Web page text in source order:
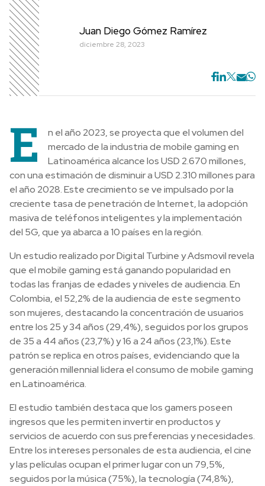
Juan Diego Gómez Ramírez
diciembre 28, 2023
E
n el año 2023, se proyecta que el volumen del
mercado de la industria de mobile gaming en
Latinoamérica alcance los USD 2.670 millones,
con una estimación de disminuir a USD 2.310 millones para
el año 2028. Este crecimiento se ve impulsado por la
creciente tasa de penetración de Internet, la adopción
masiva de teléfonos inteligentes y la implementación
del 5G, que ya abarca a 10 países en la región.
Un estudio realizado por Digital Turbine y Adsmovil revela
que el mobile gaming está ganando popularidad en
todas las franjas de edades y niveles de audiencia. En
Colombia, el 52,2% de la audiencia de este segmento
son mujeres, destacando la concentración de usuarios
entre los 25 y 34 años (29,4%), seguidos por los grupos
de 35 a 44 años (23,7%) y 16 a 24 años (23,1%). Este
patrón se replica en otros países, evidenciando que la
generación millennial lidera el consumo de mobile gaming
en Latinoamérica.
El estudio también destaca que los gamers poseen
ingresos que les permiten invertir en productos y
servicios de acuerdo con sus preferencias y necesidades.
Entre los intereses personales de esta audiencia, el cine
y las películas ocupan el primer lugar con un 79,5%,
seguidos por la música (75%), la tecnología (74,8%),